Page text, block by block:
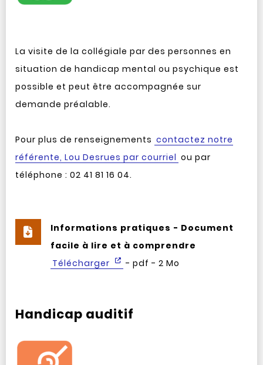
La visite de la collégiale par des personnes en
situation de handicap mental ou psychique est
possible et peut être accompagnée sur
demande préalable.
Pour plus de renseignements contactez notre
référente, Lou Desrues par courriel ou par
téléphone : 02 41 81 16 04.
Informations pratiques - Document
facile à lire et à comprendre
Télécharger
- pdf - 2 Mo
Handicap auditif